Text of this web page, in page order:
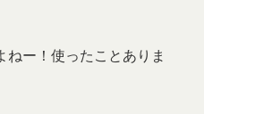
ー！使ったことありま